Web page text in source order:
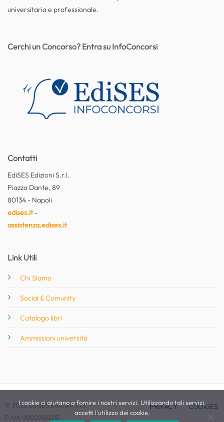
universitaria e professionale.
Contatti
EdiSES Edizioni S.r.l.
Piazza Dante, 89
80134 - Napoli
edises.it-
assistenza.edises.it
Link Utili
Chi Siamo
Social & Comunity
Catalogo libri
Ammissioni università
Cerchi un Concorso? Entra su InfoConcorsi
© 2026 EdiSES Edizioni S.r.l. -
P.IVA 09029561215
PRIVACY COOKIES
I cookie ci aiutano a fornire i nostri servizi. Utilizzando tali servizi,
accetti l'utilizzo dei cookie.